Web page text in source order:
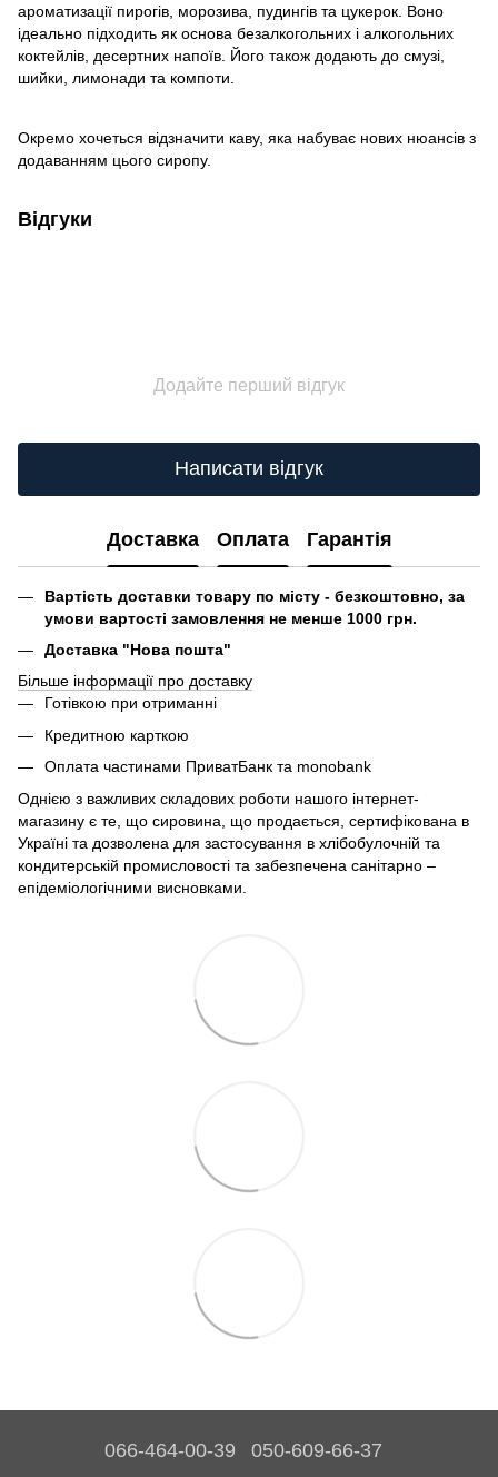
ароматизації пирогів, морозива, пудингів та цукерок. Воно
ідеально підходить як основа безалкогольних і алкогольних
коктейлів, десертних напоїв. Його також додають до смузі,
шийки, лимонади та компоти.
Окремо хочеться відзначити каву, яка набуває нових нюансів з
додаванням цього сиропу.
Відгуки
Додайте перший відгук
Написати відгук
Доставка Оплата Гарантія
Вартість доставки товару по місту - безкоштовно, за
умови вартості замовлення не менше 1000 грн.
Доставка "Нова пошта"
Більше інформації про доставку
Готівкою при отриманні
Кредитною карткою
Оплата частинами ПриватБанк та monobank
Однією з важливих складових роботи нашого інтернет-
магазину є те, що сировина, що продається, сертифікована в
Україні та дозволена для застосування в хлібобулочній та
кондитерській промисловості та забезпечена санітарно –
епідеміологічними висновками.
066-464-00-39 050-609-66-37